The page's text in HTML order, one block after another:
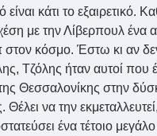
κάτι το εξαιρετικό.
με την Λίβερπουλ ένα
κόσμο. Έστω κι αν δεν
Τζόλης ήταν αυτοί που
Θεσσαλονίκης στην
Θέλει να την
ένα τέτοιο